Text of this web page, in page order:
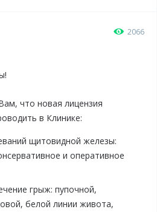
2066
что новая лицензия
в Клинике:
щитовидной железы:
и оперативное
грыж: пупочной,
белой линии живота,